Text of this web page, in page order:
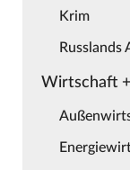
Krim
Russlands
Wirtschaft